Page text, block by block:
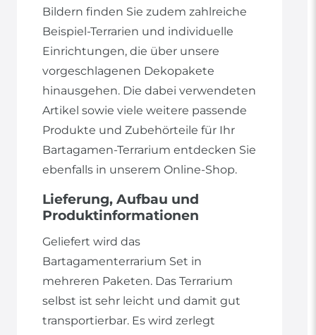
Bildern finden Sie zudem zahlreiche
Beispiel-Terrarien und individuelle
Einrichtungen, die über unsere
vorgeschlagenen Dekopakete
hinausgehen. Die dabei verwendeten
Artikel sowie viele weitere passende
Produkte und Zubehörteile für Ihr
Bartagamen-Terrarium entdecken Sie
ebenfalls in unserem Online-Shop.
Lieferung, Aufbau und
Produktinformationen
Geliefert wird das
Bartagamenterrarium Set in
mehreren Paketen. Das Terrarium
selbst ist sehr leicht und damit gut
transportierbar. Es wird zerlegt